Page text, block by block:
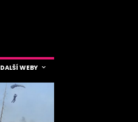
DALŠÍ WEBY